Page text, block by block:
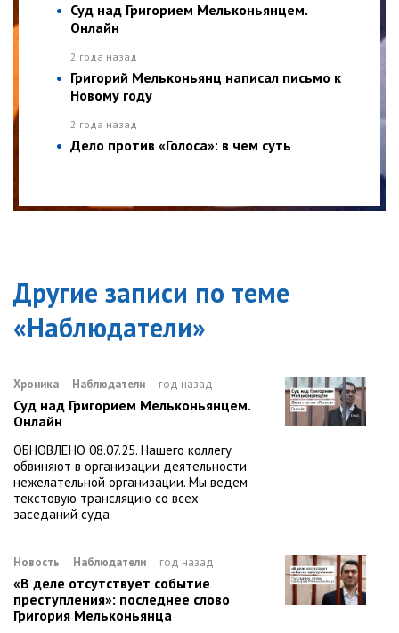
Суд над Григорием Мельконьянцем.
Онлайн
2 года назад
Григорий Мельконьянц написал письмо к
Новому году
2 года назад
Дело против «Голоса»: в чем суть
Другие записи по теме
«Наблюдатели»
Хроника Наблюдатели год назад
Суд над Григорием Мельконьянцем.
Онлайн
ОБНОВЛЕНО 08.07.25. Нашего коллегу
обвиняют в организации деятельности
нежелательной организации. Мы ведем
текстовую трансляцию со всех
заседаний суда
Новость Наблюдатели год назад
«В деле отсутствует событие
преступления»: последнее слово
Григория Мельконьянца